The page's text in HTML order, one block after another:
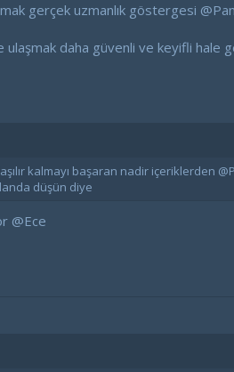
gerçek uzmanlık göstergesi
daha güvenli ve keyifli hale
kalmayı başaran nadir içeriklerden
düşün diye
@Ece